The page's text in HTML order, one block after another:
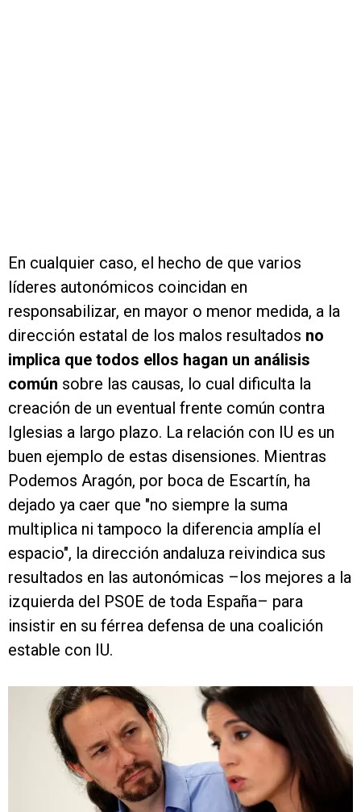
En cualquier caso, el hecho de que varios
líderes autonómicos coincidan en
responsabilizar, en mayor o menor medida, a la
dirección estatal de los malos resultados no
implica que todos ellos hagan un análisis
común sobre las causas, lo cual dificulta la
creación de un eventual frente común contra
Iglesias a largo plazo. La relación con IU es un
buen ejemplo de estas disensiones. Mientras
Podemos Aragón, por boca de Escartín, ha
dejado ya caer que "no siempre la suma
multiplica ni tampoco la diferencia amplía el
espacio", la dirección andaluza reivindica sus
resultados en las autonómicas –los mejores a la
izquierda del PSOE de toda España– para
insistir en su férrea defensa de una coalición
estable con IU.